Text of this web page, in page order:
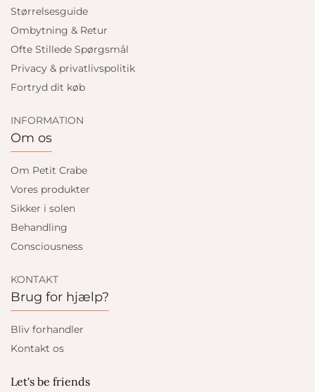
Størrelsesguide
Ombytning & Retur
Ofte Stillede Spørgsmål
Privacy & privatlivspolitik
Fortryd dit køb
INFORMATION
Om os
Om Petit Crabe
Vores produkter
Sikker i solen
Behandling
Consciousness
KONTAKT
Brug for hjælp?
Bliv forhandler
Kontakt os
Let's be friends